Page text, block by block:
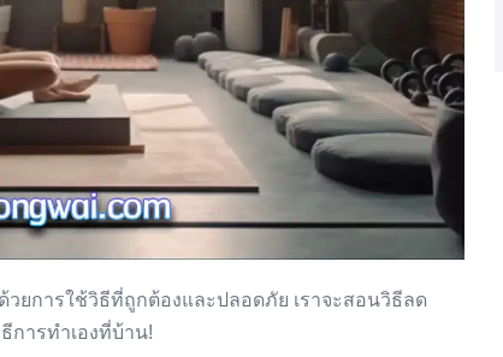
ยการใช้วิธีที่ถูกต้องและปลอดภัย เราจะสอนวิธีลด
การทำเองที่บ้าน!